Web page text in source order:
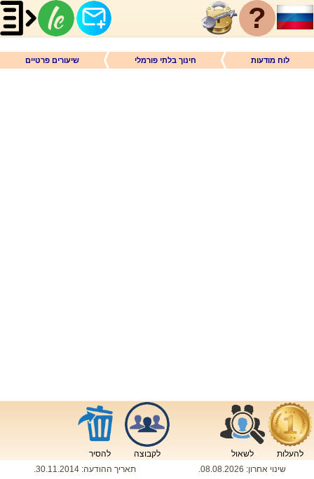
?
לוח מודעות חינוך בלתי פורמלי שיעורים פרטיים
להעלות לשאול לקבוצה
להסיר
שינוי אחרון: 08.08.2026
. תאריך ההודעה: 30.11.2014
.